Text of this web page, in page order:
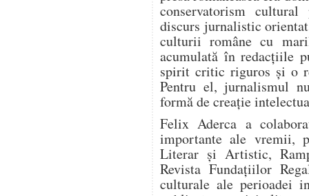
conservatorism
discurs jurnalistic
culturii române cu
acumulată în redacțiile
spirit critic riguros și o
Pentru el, jurnalismul
formă de creație
Felix Aderca a
importante ale vremii,
Literar și Artistic,
Revista Fundațiilor
culturale ale perioadei